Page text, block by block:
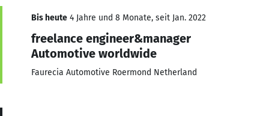
Bis heute 4 Jahre und 8 Monate, seit Jan. 2022
freelance engineer&manager
Automotive worldwide
Faurecia Automotive Roermond Netherland